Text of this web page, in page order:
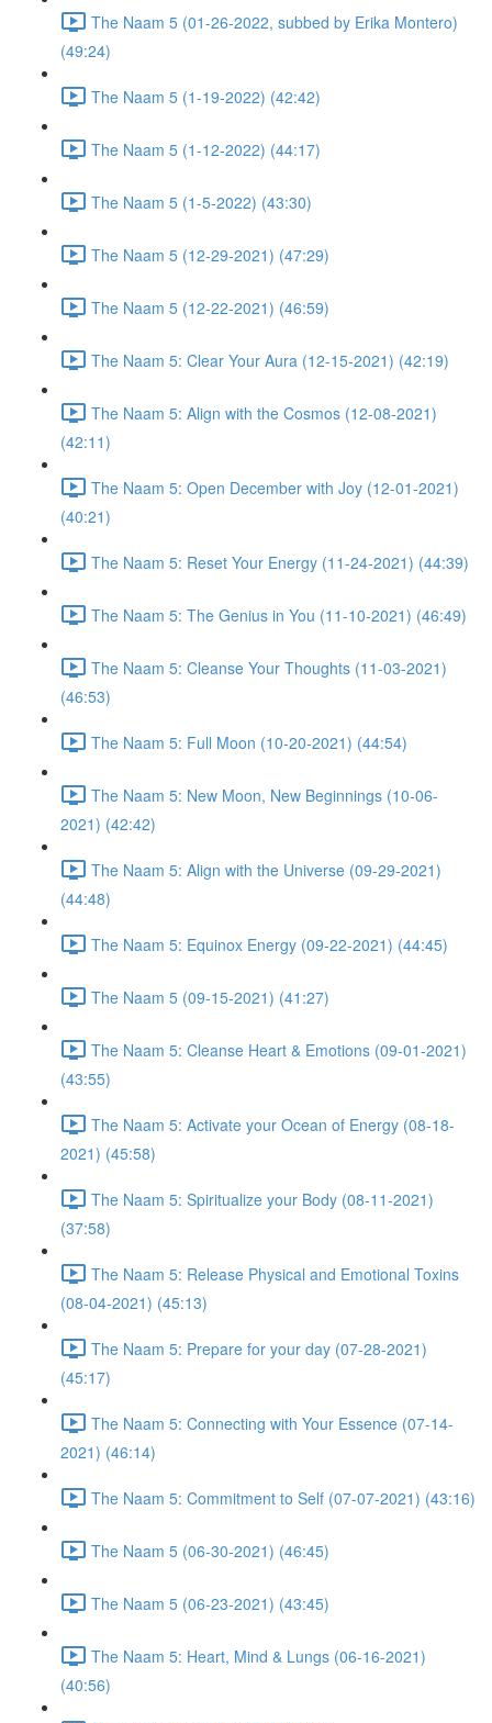
The Naam 5 (01-26-2022, subbed by Erika Montero)
(49:24)
The Naam 5 (1-19-2022) (42:42)
The Naam 5 (1-12-2022) (44:17)
The Naam 5 (1-5-2022) (43:30)
The Naam 5 (12-29-2021) (47:29)
The Naam 5 (12-22-2021) (46:59)
The Naam 5: Clear Your Aura (12-15-2021) (42:19)
The Naam 5: Align with the Cosmos (12-08-2021)
(42:11)
The Naam 5: Open December with Joy (12-01-2021)
(40:21)
The Naam 5: Reset Your Energy (11-24-2021) (44:39)
The Naam 5: The Genius in You (11-10-2021) (46:49)
The Naam 5: Cleanse Your Thoughts (11-03-2021)
(46:53)
The Naam 5: Full Moon (10-20-2021) (44:54)
The Naam 5: New Moon, New Beginnings (10-06-
2021) (42:42)
The Naam 5: Align with the Universe (09-29-2021)
(44:48)
The Naam 5: Equinox Energy (09-22-2021) (44:45)
The Naam 5 (09-15-2021) (41:27)
The Naam 5: Cleanse Heart & Emotions (09-01-2021)
(43:55)
The Naam 5: Activate your Ocean of Energy (08-18-
2021) (45:58)
The Naam 5: Spiritualize your Body (08-11-2021)
(37:58)
The Naam 5: Release Physical and Emotional Toxins
(08-04-2021) (45:13)
The Naam 5: Prepare for your day (07-28-2021)
(45:17)
The Naam 5: Connecting with Your Essence (07-14-
2021) (46:14)
The Naam 5: Commitment to Self (07-07-2021) (43:16)
The Naam 5 (06-30-2021) (46:45)
The Naam 5 (06-23-2021) (43:45)
The Naam 5: Heart, Mind & Lungs (06-16-2021)
(40:56)